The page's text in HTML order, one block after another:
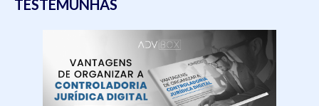
TESTEMUNHAS